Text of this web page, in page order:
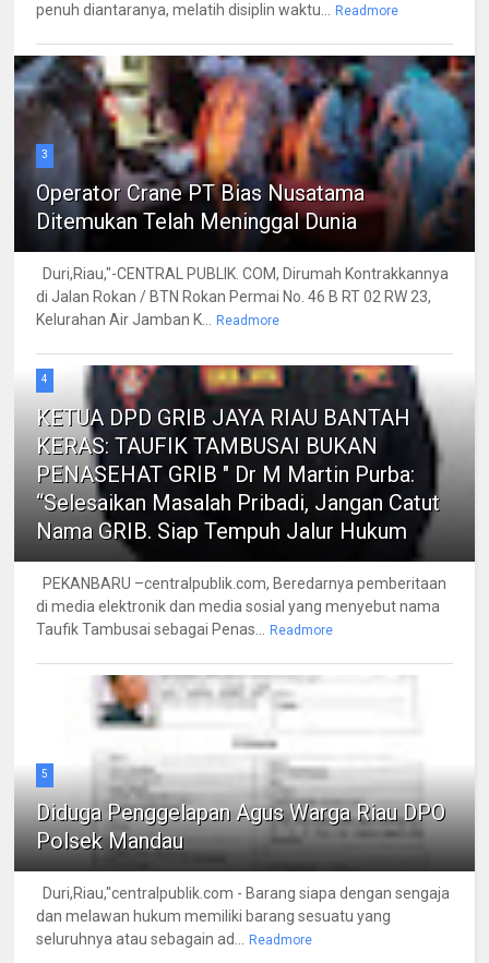
penuh diantaranya, melatih disiplin waktu...
Readmore
3
Operator Crane PT Bias Nusatama
Ditemukan Telah Meninggal Dunia
Duri,Riau,"-CENTRAL PUBLIK. COM, Dirumah Kontrakkannya
di Jalan Rokan / BTN Rokan Permai No. 46 B RT 02 RW 23,
Kelurahan Air Jamban K...
Readmore
4
KETUA DPD GRIB JAYA RIAU BANTAH
KERAS: TAUFIK TAMBUSAI BUKAN
PENASEHAT GRIB " Dr M Martin Purba:
“Selesaikan Masalah Pribadi, Jangan Catut
Nama GRIB. Siap Tempuh Jalur Hukum
PEKANBARU –centralpublik.com, Beredarnya pemberitaan
di media elektronik dan media sosial yang menyebut nama
Taufik Tambusai sebagai Penas...
Readmore
5
Diduga Penggelapan Agus Warga Riau DPO
Polsek Mandau
Duri,Riau,"centralpublik.com - Barang siapa dengan sengaja
dan melawan hukum memiliki barang sesuatu yang
seluruhnya atau sebagain ad...
Readmore